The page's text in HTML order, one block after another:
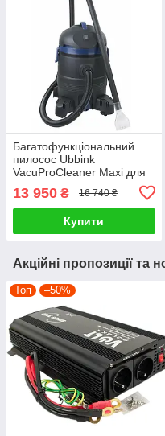
Багатофункціональний
пилосос Ubbink
VacuProCleaner Maxi для
басейнів 1250-1400 Вт
PRF
13 950 ₴ 16 740 ₴
Купити
Акційні пропозиції та
Топ –50%